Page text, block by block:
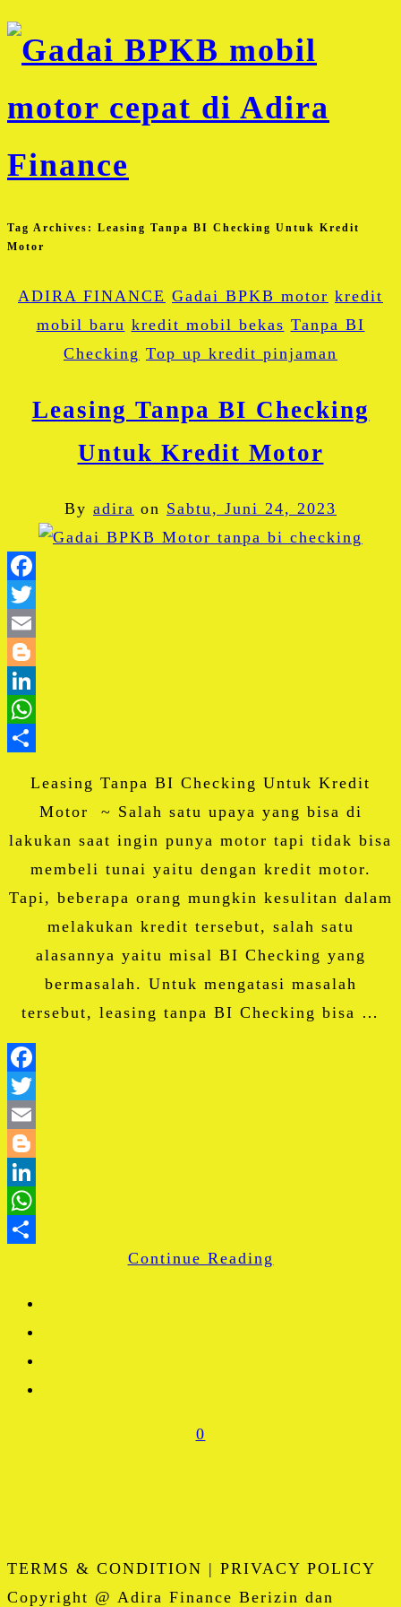
Tag Archives: Leasing Tanpa BI Checking Untuk Kredit
Motor
ADIRA FINANCE Gadai BPKB motor kredit
mobil baru kredit mobil bekas Tanpa BI
Checking Top up kredit pinjaman
Leasing Tanpa BI Checking
Untuk Kredit Motor
By adira on Sabtu, Juni 24, 2023
Leasing Tanpa BI Checking Untuk Kredit
Motor ~ Salah satu upaya yang bisa di
lakukan saat ingin punya motor tapi tidak bisa
membeli tunai yaitu dengan kredit motor.
Tapi, beberapa orang mungkin kesulitan dalam
melakukan kredit tersebut, salah satu
alasannya yaitu misal BI Checking yang
bermasalah. Untuk mengatasi masalah
tersebut, leasing tanpa BI Checking bisa …
Share
Continue Reading
0
TERMS & CONDITION | PRIVACY POLICY
Copyright @ Adira Finance Berizin dan